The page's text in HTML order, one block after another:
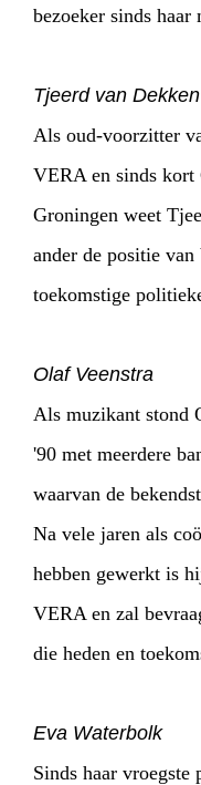
bezoeker sinds
Tjeerd van Dekken
Als oud-voorzitter
VERA en sinds kort
Groningen weet
ander de positie
toekomstige
Olaf Veenstra
Als muzikant stond
'90 met meerdere
waarvan de
Na vele jaren als
hebben gewerkt is
VERA en zal
die heden en
Eva Waterbolk
Sinds haar